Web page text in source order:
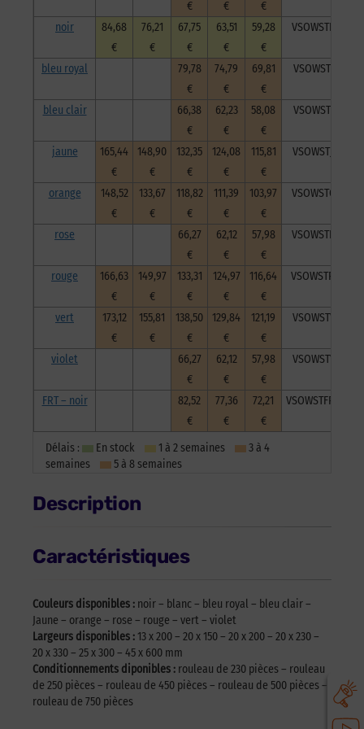
€
€
€
noir
84,68
€
76,21
€
67,75
€
63,51
€
59,28
€
bleu royal
79,78
€
74,79
€
69,81
€
bleu clair
66,38
€
62,23
€
58,08
€
jaune
165,44
€
148,90
€
132,35
€
124,08
€
115,81
€
orange
148,52
€
133,67
€
118,82
€
111,39
€
103,97
€
rose
66,27
€
62,12
€
57,98
€
rouge
166,63
€
149,97
€
133,31
€
124,97
€
116,64
€
vert
173,12
€
155,81
€
138,50
€
129,84
€
121,19
€
violet
66,27
€
62,12
€
57,98
€
FRT – noir
82,52
€
77,36
€
72,21
€
Délais : En stock 1 à 2 semaines
3 à 4
semaines
5 à 8 semaines
Description
Caractéristiques
Couleurs disponibles : noir – blanc – bleu royal – bleu clair –
Jaune – orange – rose – rouge – vert – violet
Largeurs disponibles : 13 x 200 – 20 x 150 – 20 x 200 – 20 x 230 –
20 x 330 – 25 x 300 – 45 x 600 mm
Conditionnements diponibles : rouleau de 230 pièces – rouleau
de 250 pièces – rouleau de 450 pièces – rouleau de 500 pièces –
rouleau de 750 pièces